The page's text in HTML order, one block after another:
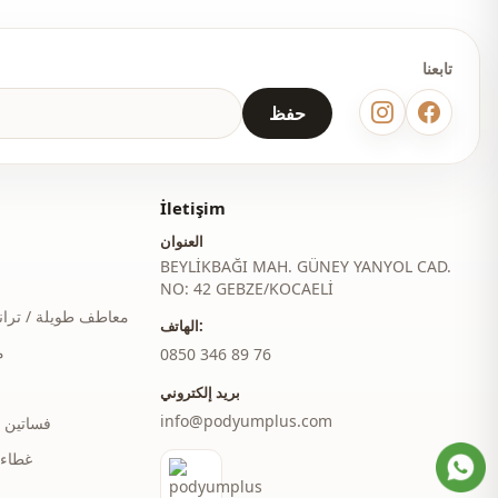
حفظ
تابعنا
معاطف طويلة /
فساتين
İletişim
العنوان
BEYLİKBAĞI MAH. GÜNEY YANYOL CAD.
NO: 42 GEBZE/KOCAELİ
الهاتف:
‎0850 346 89 76
بريد إلكتروني
info@podyumplus.com